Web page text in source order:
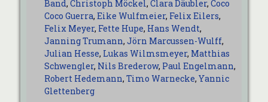
Band, Christoph Möckel, Clara Däubler, Coco
Coco Guerra, Eike Wulfmeier, Felix Eilers,
Felix Meyer, Fette Hupe, Hans Wendt,
Janning Trumann, Jörn Marcussen-Wulff,
Julian Hesse, Lukas Wilmsmeyer, Matthias
Schwengler, Nils Brederow, Paul Engelmann,
Robert Hedemann, Timo Warnecke, Yannic
Glettenberg